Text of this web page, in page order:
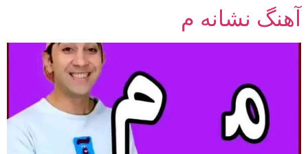
پرش
محتوا
آهنگ نشانه م